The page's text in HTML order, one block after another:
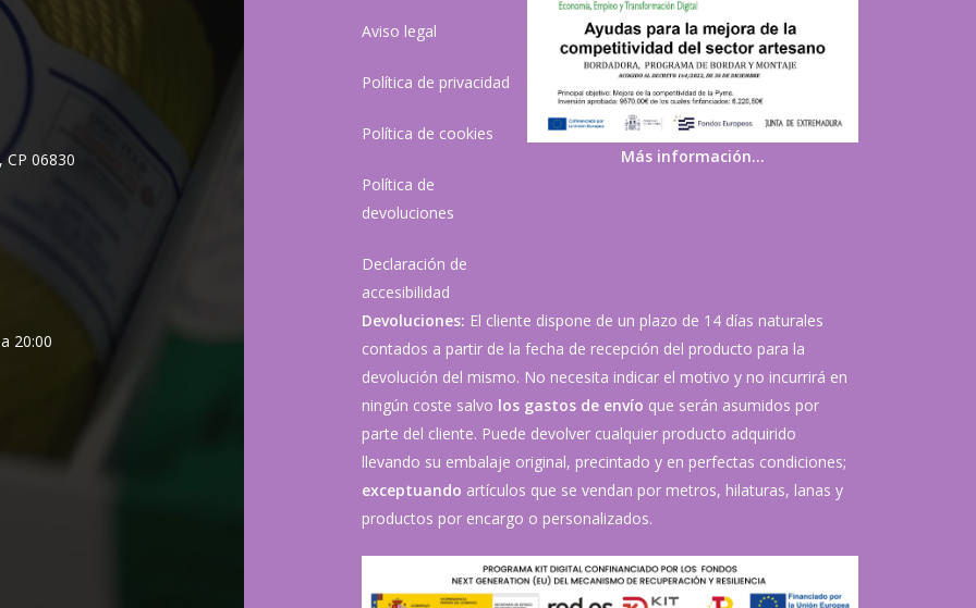
06830
20:00
Aviso legal
Política de privacidad
Política de cookies
Política de
devoluciones
Declaración de
accesibilidad
Más información…
Devoluciones: El cliente dispone de un plazo de 14 días naturales
contados a partir de la fecha de recepción del producto para la
devolución del mismo. No necesita indicar el motivo y no incurrirá en
ningún coste salvo los gastos de envío que serán asumidos por
parte del cliente. Puede devolver cualquier producto adquirido
llevando su embalaje original, precintado y en perfectas condiciones;
exceptuando artículos que se vendan por metros, hilaturas, lanas y
productos por encargo o personalizados.